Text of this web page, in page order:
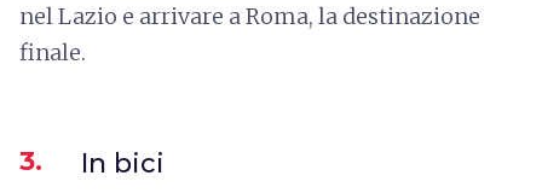
nel Lazio e arrivare a Roma, la destinazione
finale.
3. In bici